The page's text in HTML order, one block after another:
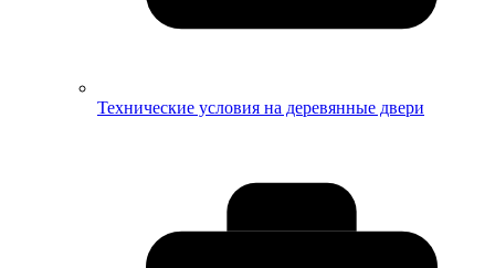
Технические условия на деревянные двери